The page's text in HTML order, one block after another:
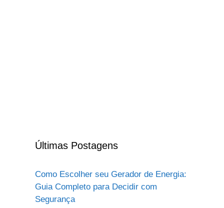
Últimas Postagens
Como Escolher seu Gerador de Energia:
Guia Completo para Decidir com
Segurança